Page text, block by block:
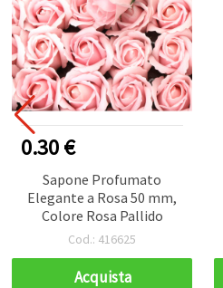
0.30 €
Sapone Profumato
Elegante a Rosa 50 mm,
Colore Rosa Pallido
Cod.: 416625
Acquista